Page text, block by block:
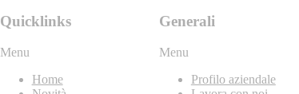
Quicklinks
Menu
Home
Generali
Menu
Profilo aziendale